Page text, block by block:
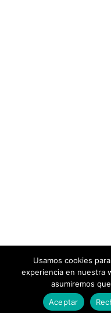
Usamos cookies
experiencia en nuestra
asumiremos
Aceptar